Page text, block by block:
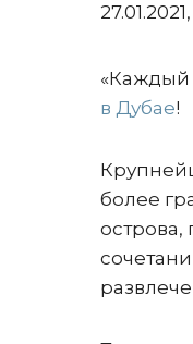
«Каждый
в Дубае!
более
острова,